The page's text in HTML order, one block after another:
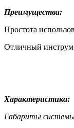
Преимущества:
Простота
Отличный
Характеристика:
Габариты